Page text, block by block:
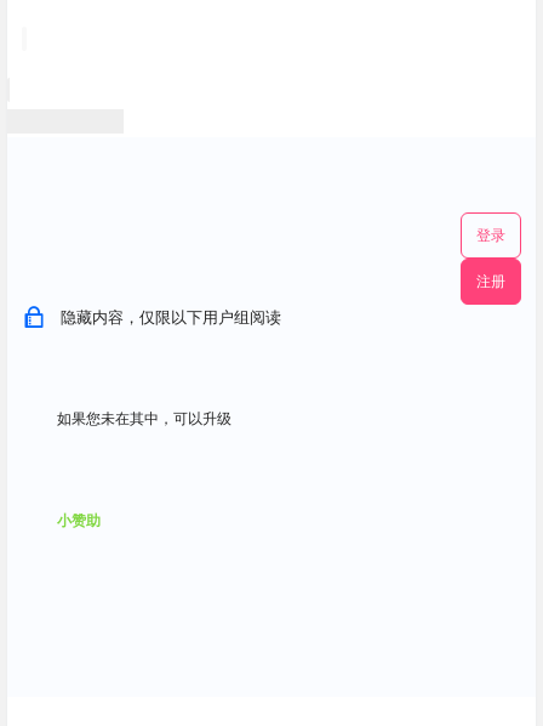
隐藏内容，仅限以下用户组阅读
如果您未在其中，可以升级
小赞助
登录
注册